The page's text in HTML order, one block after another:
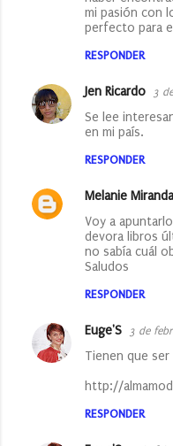
mi pasión con
perfecto para
RESPONDER
Jen Ricardo 3
Se lee
en mi país.
RESPONDER
Melanie Miranda
Voy a
devora libros
no sabía cuál
Saludos
RESPONDER
Euge'S 3 de
Tienen que ser
http://
RESPONDER